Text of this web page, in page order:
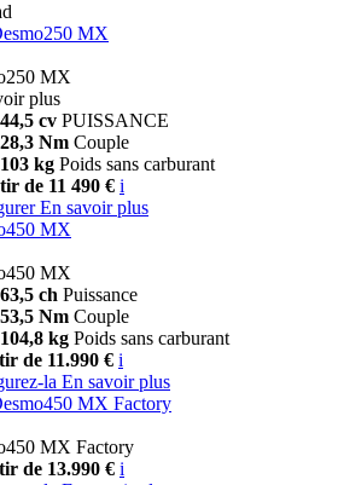
MX
MX
plus
44,5 cv PUISSANCE
28,3 Nm Couple
103 kg Poids sans carburant
de 11 490 € i
En savoir plus
MX
MX
63,5 ch Puissance
53,5 Nm Couple
104,8 kg Poids sans carburant
de 11.990 € i
la En savoir plus
MX Factory
MX Factory
de 13.990 € i